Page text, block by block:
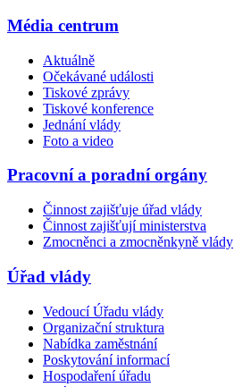
Média centrum
Aktuálně
Očekávané události
Tiskové zprávy
Tiskové konference
Jednání vlády
Foto a video
Pracovní a poradní orgány
Činnost zajišťuje úřad vlády
Činnost zajišťují ministerstva
Zmocněnci a zmocněnkyně vlády
Úřad vlády
Vedoucí Úřadu vlády
Organizační struktura
Nabídka zaměstnání
Poskytování informací
Hospodaření úřadu